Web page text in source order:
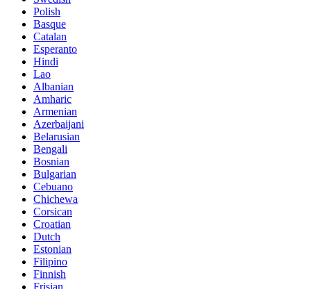
Polish
Basque
Catalan
Esperanto
Hindi
Lao
Albanian
Amharic
Armenian
Azerbaijani
Belarusian
Bengali
Bosnian
Bulgarian
Cebuano
Chichewa
Corsican
Croatian
Dutch
Estonian
Filipino
Finnish